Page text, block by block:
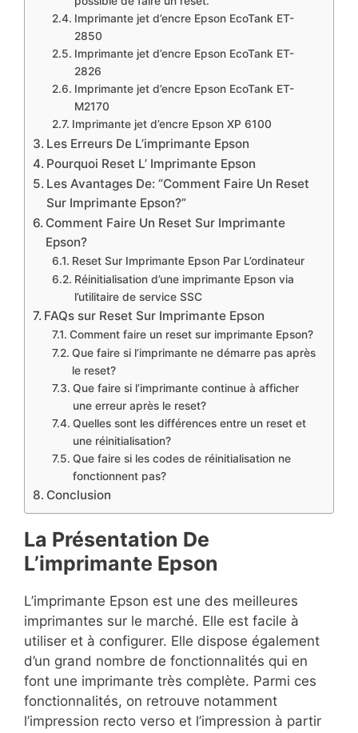
Imprimante jet d’encre Epson EcoTank ET-
2850
Imprimante jet d’encre Epson EcoTank ET-
2826
Imprimante jet d’encre Epson EcoTank ET-
M2170
Imprimante jet d’encre Epson XP 6100
Les Erreurs De L’imprimante Epson
Pourquoi Reset L’ Imprimante Epson
Les Avantages De: “Comment Faire Un Reset
Sur Imprimante Epson?”
Comment Faire Un Reset Sur Imprimante
Epson?
Reset Sur Imprimante Epson Par L’ordinateur
Réinitialisation d’une imprimante Epson via
l’utilitaire de service SSC
FAQs sur Reset Sur Imprimante Epson
Comment faire un reset sur imprimante Epson?
Que faire si l’imprimante ne démarre pas après
le reset?
Que faire si l’imprimante continue à afficher
une erreur après le reset?
Quelles sont les différences entre un reset et
une réinitialisation?
Que faire si les codes de réinitialisation ne
fonctionnent pas?
Conclusion
La Présentation De
L’imprimante Epson
L’imprimante Epson est une des meilleures
imprimantes sur le marché. Elle est facile à
utiliser et à configurer. Elle dispose également
d’un grand nombre de fonctionnalités qui en
font une imprimante très complète. Parmi ces
fonctionnalités, on retrouve notamment
l’impression recto verso et l’impression à partir